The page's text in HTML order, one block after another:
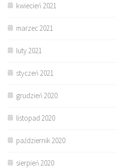
kwiecień 2021
marzec 2021
luty 2021
styczeń 2021
grudzień 2020
listopad 2020
październik 2020
sierpień 2020